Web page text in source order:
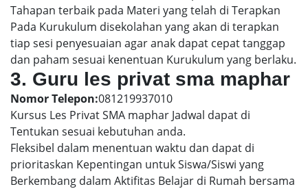
Tahapan terbaik pada Materi yang telah di Terapkan
Pada Kurukulum disekolahan yang akan di terapkan
tiap sesi penyesuaian agar anak dapat cepat tanggap
dan paham sesuai kenentuan Kurukulum yang berlaku.
3. Guru les privat sma maphar
Nomor Telepon:081219937010
Kursus Les Privat SMA maphar Jadwal dapat di
Tentukan sesuai kebutuhan anda.
Fleksibel dalam menentuan waktu dan dapat di
prioritaskan Kepentingan untuk Siswa/Siswi yang
Berkembang dalam Aktifitas Belajar di Rumah bersama